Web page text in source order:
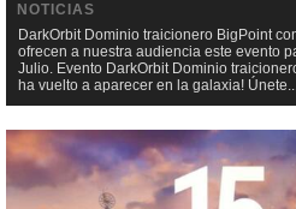
NOTICIAS
DarkOrbit Dominio traicionero BigPoint
ofrecen a nuestra audiencia este evento
Julio. Evento DarkOrbit Dominio
ha vuelto a aparecer en la galaxia!